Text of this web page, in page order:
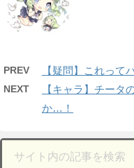
PREV 【疑問】これって
NEXT
【キャラ】チータ
か…！